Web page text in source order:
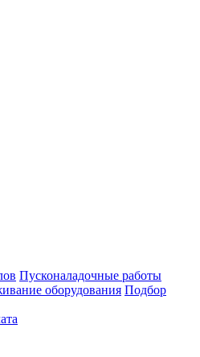
Пусконаладочные работы
оборудования Подбор